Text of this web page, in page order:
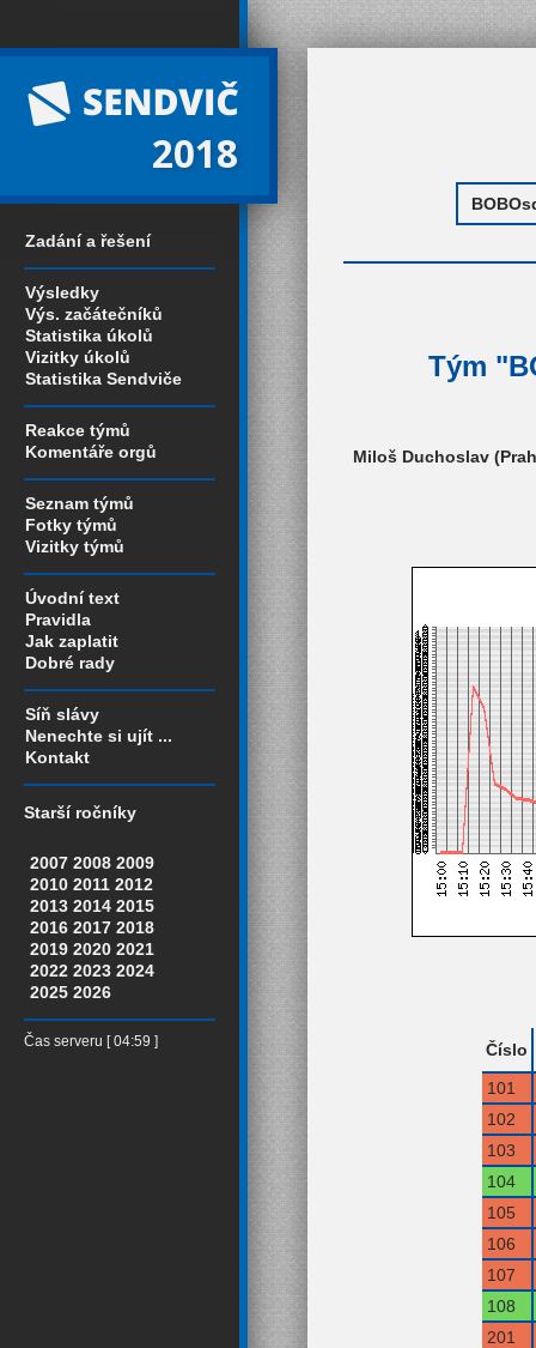
2018
Zadání a řešení
Výsledky
Výs. začátečníků
Statistika úkolů
Vizitky úkolů
Statistika Sendviče
Reakce týmů
Komentáře orgů
Seznam týmů
Fotky týmů
Vizitky týmů
Úvodní text
Pravidla
Jak zaplatit
Dobré rady
Síň slávy
Nenechte si ujít ...
Kontakt
Starší ročníky
2007 2008 2009
2010 2011 2012
2013 2014 2015
2016 2017 2018
2019 2020 2021
2022 2023 2024
2025 2026
Čas serveru [ 04:59 ]
Tým
Miloš Duchoslav
Číslo
101
102
103
104
105
106
107
108
201